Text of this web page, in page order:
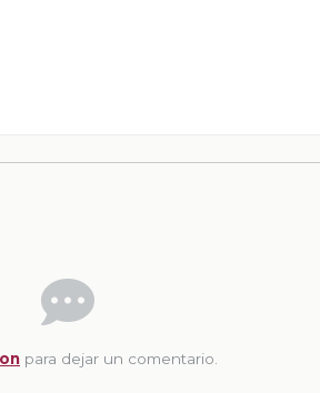
para dejar un comentario.